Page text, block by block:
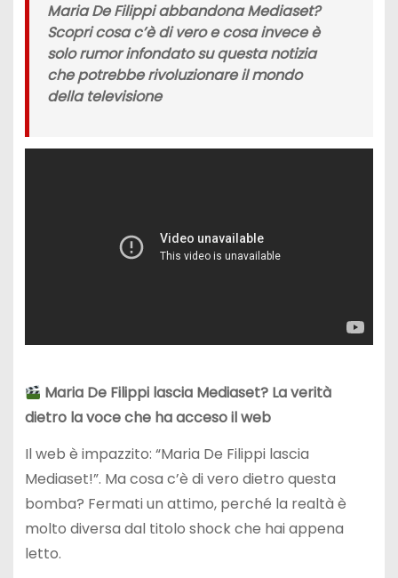
Maria De Filippi abbandona Mediaset?
Scopri cosa c’è di vero e cosa invece è
solo rumor infondato su questa notizia
che potrebbe rivoluzionare il mondo
della televisione
Maria De Filippi lascia Mediaset? La verità
dietro la voce che ha acceso il web
Il web è impazzito: “Maria De Filippi lascia
Mediaset!”. Ma cosa c’è di vero dietro questa
bomba? Fermati un attimo, perché la realtà è
molto diversa dal titolo shock che hai appena
letto.